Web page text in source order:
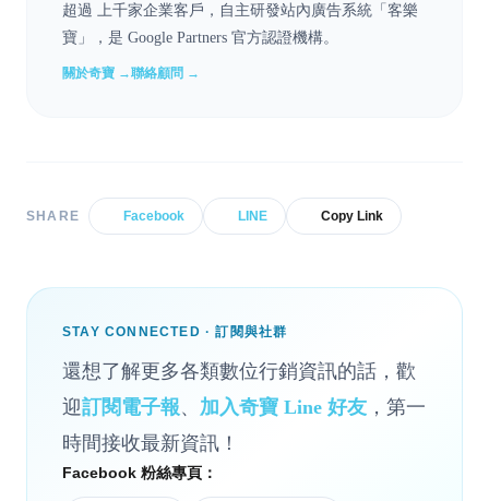
超過 上千家企業客戶，自主研發站內廣告系統「客樂
寶」，是 Google Partners 官方認證機構。
關於奇寶 →聯絡顧問 →
SHARE Facebook LINE Copy Link
STAY CONNECTED · 訂閱與社群
還想了解更多各類數位行銷資訊的話，歡
迎訂閱電子報、 加入奇寶 Line 好友 ，第一
時間接收最新資訊！
Facebook 粉絲專頁：